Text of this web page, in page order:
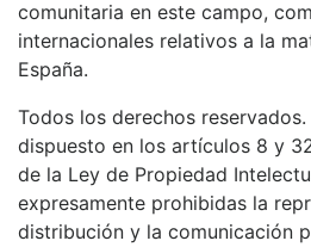
comunitaria en este campo,
internacionales relativos a la
España.
Todos los derechos
dispuesto en los artículos 8 y
de la Ley de Propiedad
expresamente prohibidas la
distribución y la comunicación